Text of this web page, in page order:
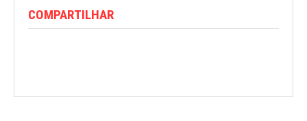
COMPARTILHAR